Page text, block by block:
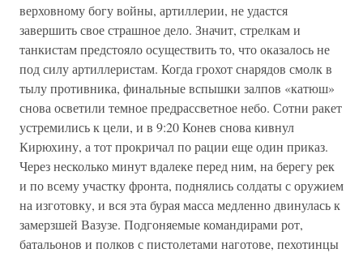
верховному богу войны, артиллерии, не удастся
завершить свое страшное дело. Значит, стрелкам и
танкистам предстояло осуществить то, что оказалось не
под силу артиллеристам. Когда грохот снарядов смолк в
тылу противника, финальные вспышки залпов «катюш»
снова осветили темное предрассветное небо. Сотни ракет
устремились к цели, и в 9:20 Конев снова кивнул
Кирюхину, а тот прокричал по рации еще один приказ.
Через несколько минут вдалеке перед ним, на берегу рек
и по всему участку фронта, поднялись солдаты с оружием
на изготовку, и вся эта бурая масса медленно двинулась к
замерзшей Вазузе. Подгоняемые командирами рот,
батальонов и полков с пистолетами наготове, пехотинцы